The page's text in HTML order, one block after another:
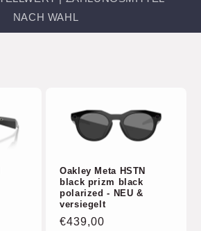
NACH WAHL
Oakley Meta HSTN
black prizm black
polarized - NEU &
versiegelt
Normaler
€439,00